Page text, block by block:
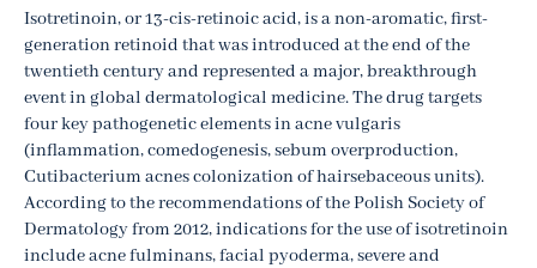
Isotretinoin, or 13-cis-retinoic acid, is a non-aromatic, first-
generation retinoid that was introduced at the end of the
twentieth century and represented a major, breakthrough
event in global dermatological medicine. The drug targets
four key pathogenetic elements in acne vulgaris
(inflammation, comedogenesis, sebum overproduction,
Cutibacterium acnes colonization of hairsebaceous units).
According to the recommendations of the Polish Society of
Dermatology from 2012, indications for the use of isotretinoin
include acne fulminans, facial pyoderma, severe and